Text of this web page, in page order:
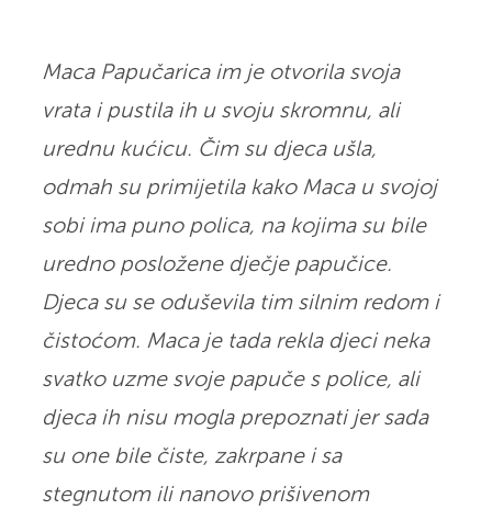
Maca Papučarica im je otvorila svoja
vrata i pustila ih u svoju skromnu, ali
urednu kućicu. Čim su djeca ušla,
odmah su primijetila kako Maca u svojoj
sobi ima puno polica, na kojima su bile
uredno posložene dječje papučice.
Djeca su se oduševila tim silnim redom i
čistoćom. Maca je tada rekla djeci neka
svatko uzme svoje papuče s police, ali
djeca ih nisu mogla prepoznati jer sada
su one bile čiste, zakrpane i sa
stegnutom ili nanovo prišivenom